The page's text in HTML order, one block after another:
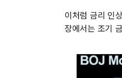
이처럼 금리 인
장에서는 조기